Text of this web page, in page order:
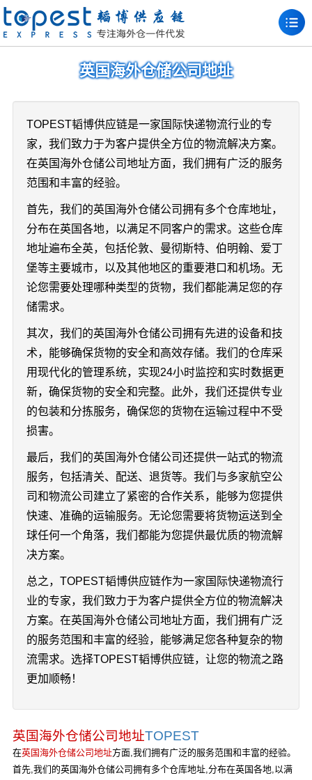
英国海外仓储公司地址
TOPEST韬博供应链是一家国际快递物流行业的专
家，我们致力于为客户提供全方位的物流解决方案。
在英国海外仓储公司地址方面，我们拥有广泛的服务
范围和丰富的经验。
首先，我们的英国海外仓储公司拥有多个仓库地址，
分布在英国各地，以满足不同客户的需求。这些仓库
地址遍布全英，包括伦敦、曼彻斯特、伯明翰、爱丁
堡等主要城市，以及其他地区的重要港口和机场。无
论您需要处理哪种类型的货物，我们都能满足您的存
储需求。
其次，我们的英国海外仓储公司拥有先进的设备和技
术，能够确保货物的安全和高效存储。我们的仓库采
用现代化的管理系统，实现24小时监控和实时数据更
新，确保货物的安全和完整。此外，我们还提供专业
的包装和分拣服务，确保您的货物在运输过程中不受
损害。
最后，我们的英国海外仓储公司还提供一站式的物流
服务，包括清关、配送、退货等。我们与多家航空公
司和物流公司建立了紧密的合作关系，能够为您提供
快速、准确的运输服务。无论您需要将货物运送到全
球任何一个角落，我们都能为您提供最优质的物流解
决方案。
总之，TOPEST韬博供应链作为一家国际快递物流行
业的专家，我们致力于为客户提供全方位的物流解决
方案。在英国海外仓储公司地址方面，我们拥有广泛
的服务范围和丰富的经验，能够满足您各种复杂的物
流需求。选择TOPEST韬博供应链，让您的物流之路
更加顺畅！
英国海外仓储公司地址TOPEST
在英国海外仓储公司地址方面,我们拥有广泛的服务范围和丰富的经验。
首先,我们的英国海外仓储公司拥有多个仓库地址,分布在英国各地,以满